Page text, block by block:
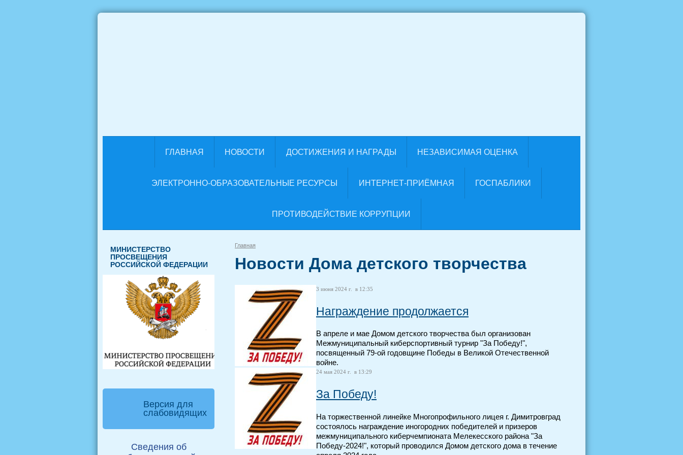
ГЛАВНАЯ НОВОСТИ ДОСТИЖЕНИЯ И НАГРАДЫ НЕЗАВИСИМАЯ ОЦЕНКА
ЭЛЕКТРОННО-ОБРАЗОВАТЕЛЬНЫЕ РЕСУРСЫ ИНТЕРНЕТ-ПРИЁМНАЯ ГОСПАБЛИКИ
ПРОТИВОДЕЙСТВИЕ КОРРУПЦИИ
МИНИСТЕРСТВО
ПРОСВЕЩЕНИЯ
РОССИЙСКОЙ ФЕДЕРАЦИИ
Версия для
слабовидящих
Сведения об
Главная
Новости Дома детского творчества
3 июня 2024 г. в 12:35
Награждение продолжается
В апреле и мае Домом детского творчества был организован
Межмуниципальный киберспортивный турнир "За Победу!",
посвященный 79-ой годовщине Победы в Великой Отечественной
войне.
24 мая 2024 г. в 13:29
За Победу!
На торжественной линейке Многопрофильного лицея г. Димитровград
состоялось награждение иногородних победителей и призеров
межмуниципального киберчемпионата Мелекесского района "За
Победу-2024!", который проводился Домом детского дома в течение